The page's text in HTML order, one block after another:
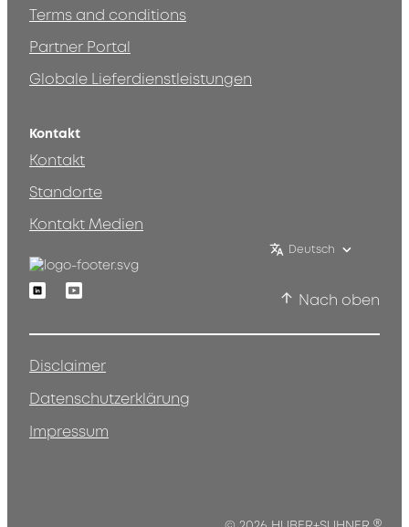
Terms and conditions
Partner Portal
Globale Lieferdienstleistungen
Kontakt
Kontakt
Standorte
Kontakt Medien
Deutsch
LinkedinYoutube
Nach oben
Disclaimer
Datenschutzerklärung
Impressum